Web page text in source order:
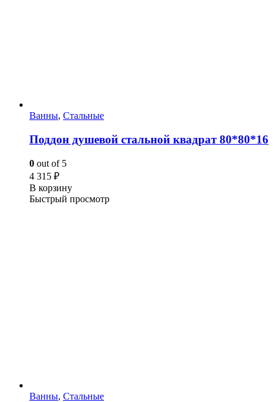
Ванны, Стальные
Поддон душевой стальной квадрат 80*80*16
0 out of 5
4 315 ₽
В корзину
Быстрый просмотр
Ванны, Стальные